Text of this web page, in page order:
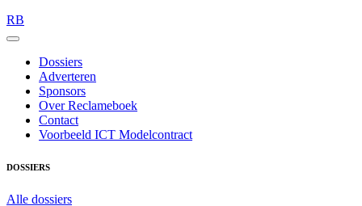
RB
Dossiers
Adverteren
Sponsors
Over Reclameboek
Contact
Voorbeeld ICT Modelcontract
DOSSIERS
Alle dossiers